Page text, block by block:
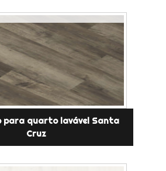
para quarto lavável Santa
Cruz